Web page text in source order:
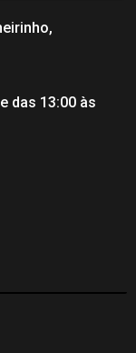
das 13:00 às